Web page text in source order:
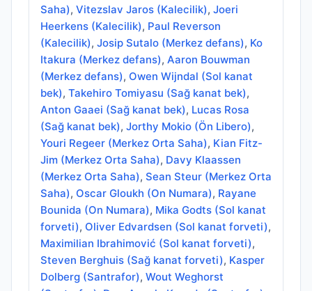
Saha), Vitezslav Jaros (Kalecilik), Joeri
Heerkens (Kalecilik), Paul Reverson
(Kalecilik), Josip Sutalo (Merkez defans), Ko
Itakura (Merkez defans), Aaron Bouwman
(Merkez defans), Owen Wijndal (Sol kanat
bek), Takehiro Tomiyasu (Sağ kanat bek),
Anton Gaaei (Sağ kanat bek), Lucas Rosa
(Sağ kanat bek), Jorthy Mokio (Ön Libero),
Youri Regeer (Merkez Orta Saha), Kian Fitz-
Jim (Merkez Orta Saha), Davy Klaassen
(Merkez Orta Saha), Sean Steur (Merkez Orta
Saha), Oscar Gloukh (On Numara), Rayane
Bounida (On Numara), Mika Godts (Sol kanat
forveti), Oliver Edvardsen (Sol kanat forveti),
Maximilian Ibrahimović (Sol kanat forveti),
Steven Berghuis (Sağ kanat forveti), Kasper
Dolberg (Santrafor), Wout Weghorst